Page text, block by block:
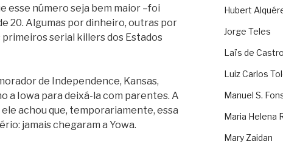
esse número seja bem maior –foi
20. Algumas por dinheiro, outras por
primeiros serial killers dos Estados
de Independence, Kansas,
a Iowa para deixá-la com parentes. A
achou que, temporariamente, essa
jamais chegaram a Yowa.
Hubert
Jorge Teles
Laïs de Castro
Luiz Carlos
Manuel S.
Maria Helena
Mary Zaidan